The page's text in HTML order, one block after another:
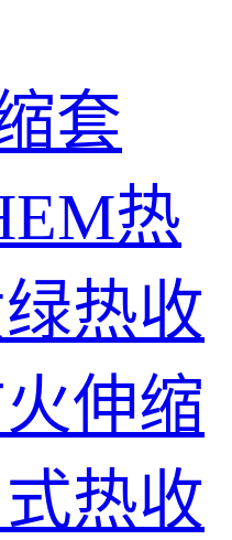
套
热
热收
伸缩
热收